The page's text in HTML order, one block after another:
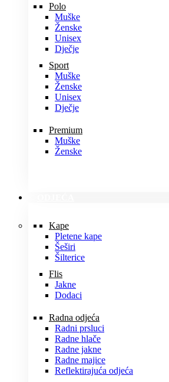
Polo
Muške
Ženske
Unisex
Dječje
Sport
Muške
Ženske
Unisex
Dječje
Premium
Muške
Ženske
Kape
Pletene kape
Šeširi
Šilterice
Flis
Jakne
Dodaci
Radna odjeća
Radni prsluci
Radne hlače
Radne jakne
Radne majice
Reflektirajuća odjeća